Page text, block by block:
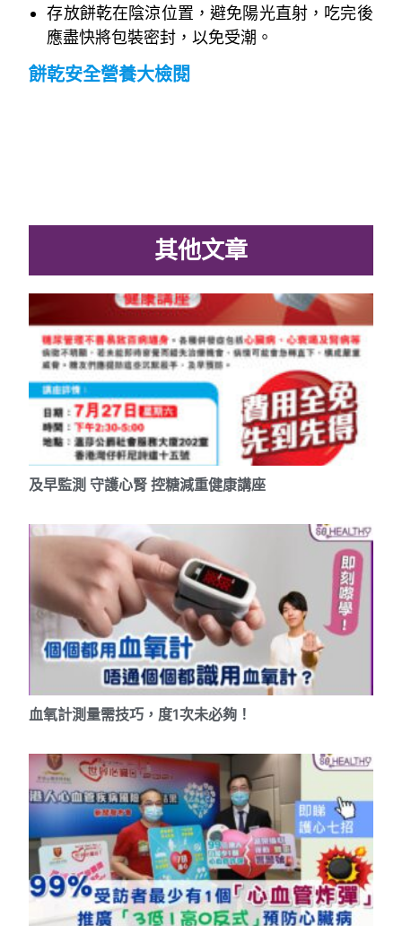
存放餅乾在陰涼位置，避免陽光直射，吃完後
應盡快將包裝密封，以免受潮。
餅乾安全營養大檢閱
其他文章
及早監測 守護心腎 控糖減重健康講座
血氧計測量需技巧，度1次未必夠！